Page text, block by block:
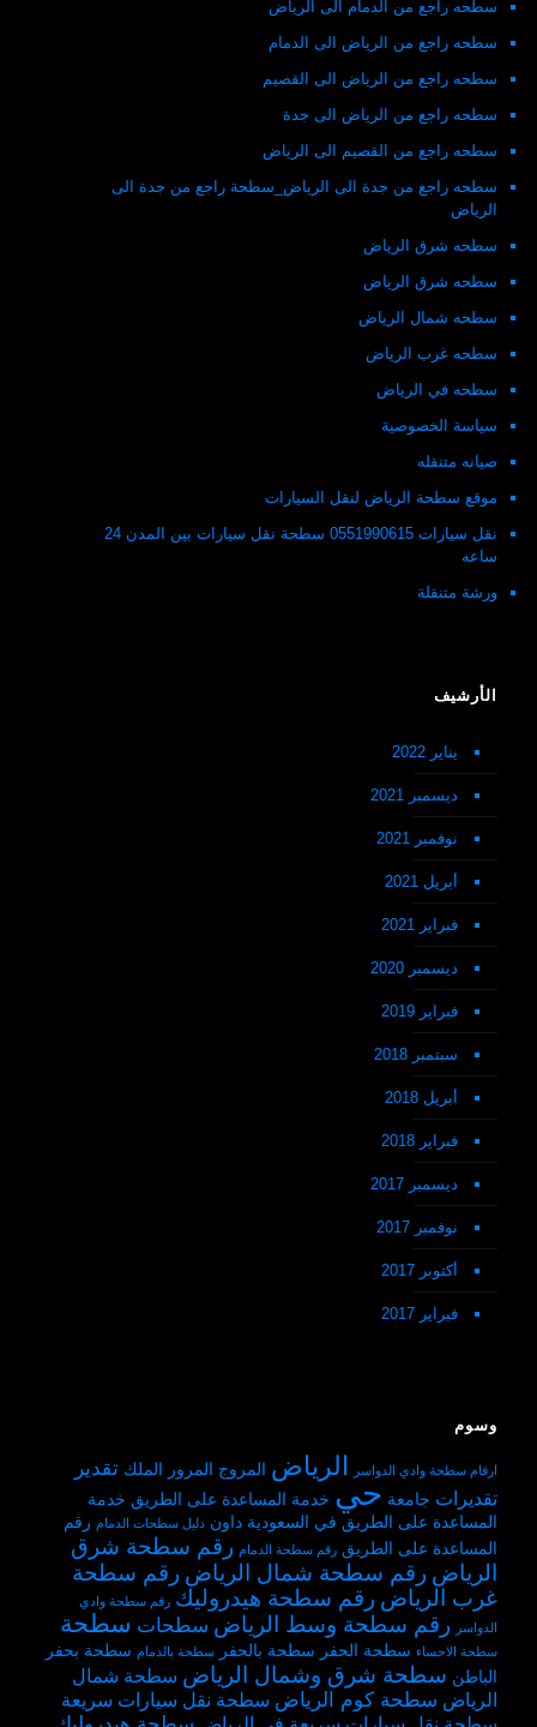
سطحه راجع من الدمام الى الرياض
سطحه راجع من الرياض الى الدمام
سطحه راجع من الرياض الى القصيم
سطحه راجع من الرياض الى جدة
سطحه راجع من القصيم الى الرياض
سطحه راجع من جدة الى الرياض_سطحة راجع من جدة الى
الرياض
سطحه شرق الرياض
سطحه شرق الرياض
سطحه شمال الرياض
سطحه غرب الرياض
سطحه في الرياض
سياسة الخصوصية
صيانه متنقله
موقع سطحة الرياض لنقل السيارات
نقل سيارات 0551990615 سطحة نقل سيارات بين المدن 24
ساعه
ورشة متنقلة
الأرشيف
يناير 2022
ديسمبر 2021
نوفمبر 2021
أبريل 2021
فبراير 2021
ديسمبر 2020
فبراير 2019
سبتمبر 2018
أبريل 2018
فبراير 2018
ديسمبر 2017
نوفمبر 2017
أكتوبر 2017
فبراير 2017
وسوم
ارقام سطحة وادي الدواسر الرياض المروج المرور الملك تقدير
تقديرات جامعة حي خدمة المساعدة على الطريق خدمة
المساعدة على الطريق في السعودية داون دليل سطحات الدمام رقم
المساعدة على الطريق رقم سطحة الدمام رقم سطحة شرق
الرياض رقم سطحة شمال الرياض رقم سطحة
غرب الرياض رقم سطحة هيدروليك رقم سطحة وادي
الدواسر
رقم سطحة وسط الرياض سطحات سطحة
سطحة الاحساء سطحة الحفر سطحة بالحفر سطحة بالدمام سطحة بحفر
الباطن سطحة شرق وشمال الرياض سطحة شمال
الرياض سطحة كوم الرياض سطحة نقل سيارات سريعة